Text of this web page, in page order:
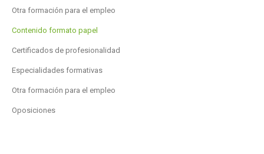
Otra formación para el empleo
Contenido formato papel
Certificados de profesionalidad
Especialidades formativas
Otra formación para el empleo
Oposiciones